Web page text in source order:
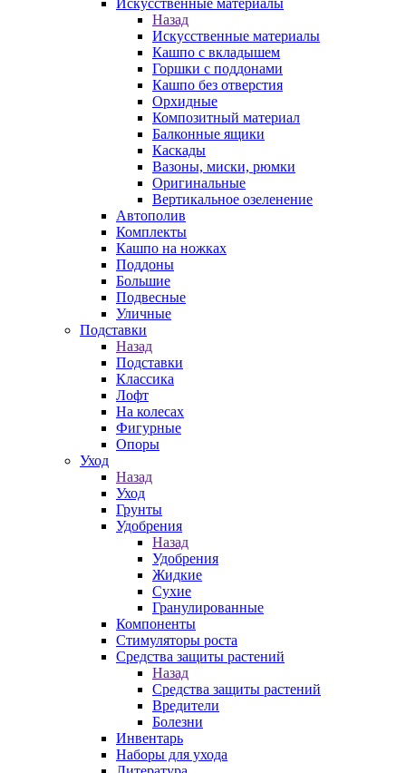
Назад
Искусственные материалы
Кашпо с вкладышем
Горшки с поддонами
Кашпо без отверстия
Орхидные
Композитный материал
Балконные ящики
Каскады
Вазоны, миски, рюмки
Оригинальные
Вертикальное озеленение
Автополив
Комплекты
Кашпо на ножках
Поддоны
Большие
Подвесные
Уличные
Подставки
Назад
Подставки
Классика
Лофт
На колесах
Фигурные
Опоры
Уход
Назад
Уход
Грунты
Удобрения
Назад
Удобрения
Жидкие
Сухие
Гранулированные
Компоненты
Стимуляторы роста
Средства защиты растений
Назад
Средства защиты растений
Вредители
Болезни
Инвентарь
Наборы для ухода